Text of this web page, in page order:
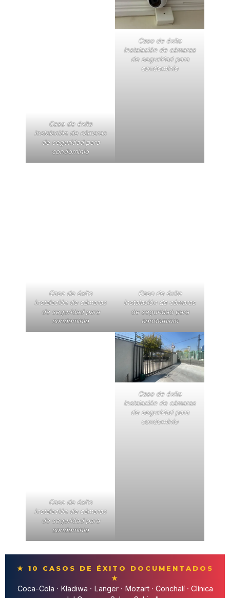
Caso de éxito
instalación de cámaras
de seguridad para
condominio
Caso de éxito
instalación de cámaras
de seguridad para
condominio
Caso de éxito
instalación de cámaras
de seguridad para
condominio
Caso de éxito
instalación de cámaras
de seguridad para
condominio
Caso de éxito
instalación de cámaras
de seguridad para
condominio
Caso de éxito
instalación de cámaras
de seguridad para
condominio
★ 10 CASOS DE ÉXITO DOCUMENTADOS
★
Coca-Cola · Kladiwa · Langer · Mozart · Conchalí · Clínica